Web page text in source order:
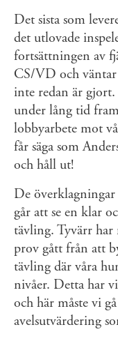
Det sista som
det utlovade
fortsättningen av
CS/VD och väntar
inte redan är
under lång tid
lobbyarbete mot
får säga som
och håll ut!
De
går att se en klar
tävling. Tyvärr har
prov gått från att
tävling där våra
nivåer. Detta har
och här måste vi
avelsutvärdering